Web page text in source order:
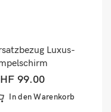
Luxus-
hellgrün
99.00
In den Warenkorb